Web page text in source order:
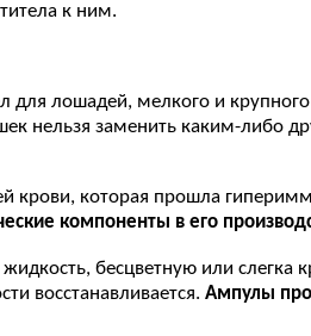
к ним.
лошадей, мелкого и крупного
нельзя заменить каким-либо
крови, которая прошла
компоненты в его
бесцветную или слегка
восстанавливается. Ампулы